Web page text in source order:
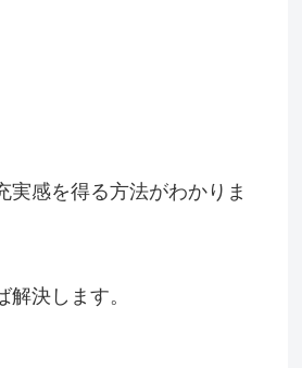
実感を得る方法がわかりま
決します。